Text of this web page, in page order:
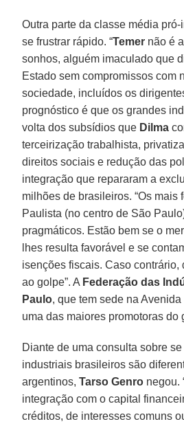
Outra parte da classe média
se frustrar rápido. “Temer não é
sonhos, alguém imaculado que
Estado sem compromissos com
sociedade, incluídos os
prognóstico é que os grandes
volta dos subsídios que Dilma
terceirização trabalhista,
direitos sociais e redução das
integração que repararam a
milhões de brasileiros. “Os mais
Paulista (no centro de São
pragmáticos. Estão bem se o
lhes resulta favorável e se
isenções fiscais. Caso contrário,
ao golpe”. A Federação das
Paulo, que tem sede na
uma das maiores promotoras do
Diante de uma consulta sobre
industriais brasileiros são
argentinos,Tarso Genro negou.
integração com o capital
créditos, de interesses comuns